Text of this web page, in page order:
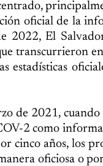
oficial de la
El
transcurrieron
estadísticas
de 2021,
2 como
años, los
oficiosa o